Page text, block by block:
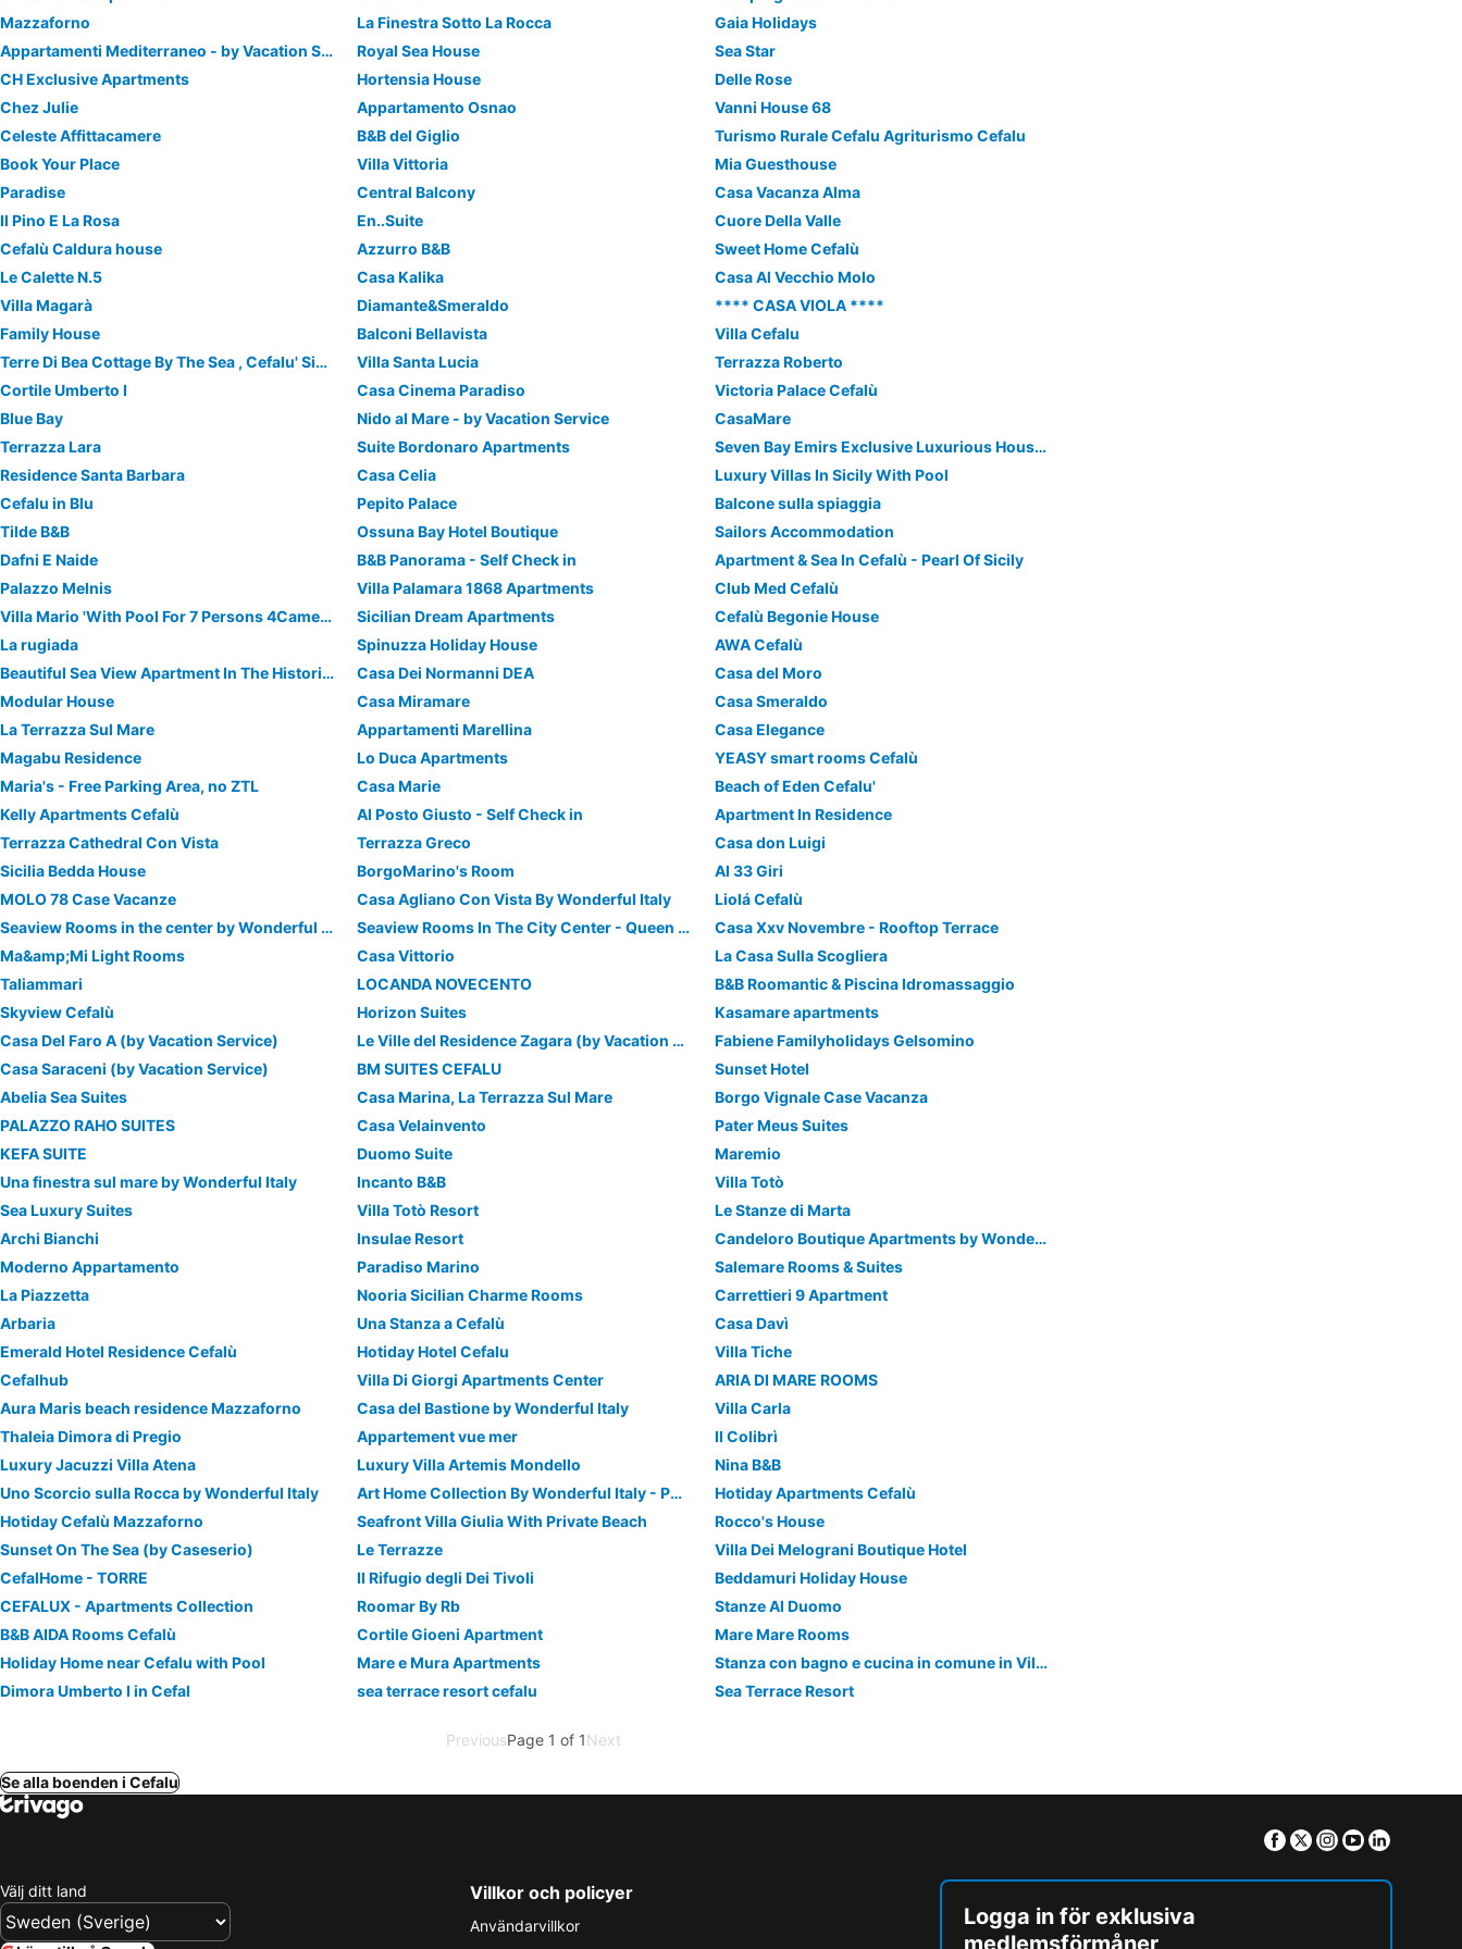
Mazzaforno
La Finestra Sotto La Rocca
Gaia Holidays
Appartamenti Mediterraneo - by Vacation Service
Royal Sea House
Sea Star
CH Exclusive Apartments
Hortensia House
Delle Rose
Chez Julie
Appartamento Osnao
Vanni House 68
Celeste Affittacamere
B&B del Giglio
Turismo Rurale Cefalu Agriturismo Cefalu
Book Your Place
Villa Vittoria
Mia Guesthouse
Paradise
Central Balcony
Casa Vacanza Alma
Il Pino E La Rosa
En..Suite
Cuore Della Valle
Cefalù Caldura house
Azzurro B&B
Sweet Home Cefalù
Le Calette N.5
Casa Kalika
Casa Al Vecchio Molo
Villa Magarà
Diamante&Smeraldo
**** CASA VIOLA ****
Family House
Balconi Bellavista
Villa Cefalu
Terre Di Bea Cottage By The Sea , Cefalu' Sicily Italy
Villa Santa Lucia
Terrazza Roberto
Cortile Umberto I
Casa Cinema Paradiso
Victoria Palace Cefalù
Blue Bay
Nido al Mare - by Vacation Service
CasaMare
Terrazza Lara
Suite Bordonaro Apartments
Seven Bay Emirs Exclusive Luxurious House By The Sea
Residence Santa Barbara
Casa Celia
Luxury Villas In Sicily With Pool
Cefalu in Blu
Pepito Palace
Balcone sulla spiaggia
Tilde B&B
Ossuna Bay Hotel Boutique
Sailors Accommodation
Dafni E Naide
B&B Panorama - Self Check in
Apartment & Sea In Cefalù - Pearl Of Sicily
Palazzo Melnis
Villa Palamara 1868 Apartments
Club Med Cefalù
Villa Mario 'With Pool For 7 Persons 4Camere Bedroom In Cefalù, With Wifi
Sicilian Dream Apartments
Cefalù Begonie House
La rugiada
Spinuzza Holiday House
AWA Cefalù
Beautiful Sea View Apartment In The Historic Center
Casa Dei Normanni DEA
Casa del Moro
Modular House
Casa Miramare
Casa Smeraldo
La Terrazza Sul Mare
Appartamenti Marellina
Casa Elegance
Magabu Residence
Lo Duca Apartments
YEASY smart rooms Cefalù
Maria's - Free Parking Area, no ZTL
Casa Marie
Beach of Eden Cefalu'
Kelly Apartments Cefalù
Al Posto Giusto - Self Check in
Apartment In Residence
Terrazza Cathedral Con Vista
Terrazza Greco
Casa don Luigi
Sicilia Bedda House
BorgoMarino's Room
Al 33 Giri
MOLO 78 Case Vacanze
Casa Agliano Con Vista By Wonderful Italy
Liolá Cefalù
Seaview Rooms in the center by Wonderful Italy
Seaview Rooms In The City Center - Queen Room
Casa Xxv Novembre - Rooftop Terrace
Ma&amp;Mi Light Rooms
Casa Vittorio
La Casa Sulla Scogliera
Taliammari
LOCANDA NOVECENTO
B&B Roomantic & Piscina Idromassaggio
Skyview Cefalù
Horizon Suites
Kasamare apartments
Casa Del Faro A (by Vacation Service)
Le Ville del Residence Zagara (by Vacation Service)
Fabiene Familyholidays Gelsomino
Casa Saraceni (by Vacation Service)
BM SUITES CEFALU
Sunset Hotel
Abelia Sea Suites
Casa Marina, La Terrazza Sul Mare
Borgo Vignale Case Vacanza
PALAZZO RAHO SUITES
Casa Velainvento
Pater Meus Suites
KEFA SUITE
Duomo Suite
Maremio
Una finestra sul mare by Wonderful Italy
Incanto B&B
Villa Totò
Sea Luxury Suites
Villa Totò Resort
Le Stanze di Marta
Archi Bianchi
Insulae Resort
Candeloro Boutique Apartments by Wonderful Italy
Moderno Appartamento
Paradiso Marino
Salemare Rooms & Suites
La Piazzetta
Nooria Sicilian Charme Rooms
Carrettieri 9 Apartment
Arbaria
Una Stanza a Cefalù
Casa Davì
Emerald Hotel Residence Cefalù
Hotiday Hotel Cefalu
Villa Tiche
Cefalhub
Villa Di Giorgi Apartments Center
ARIA DI MARE ROOMS
Aura Maris beach residence Mazzaforno
Casa del Bastione by Wonderful Italy
Villa Carla
Thaleia Dimora di Pregio
Appartement vue mer
Il Colibrì
Luxury Jacuzzi Villa Atena
Luxury Villa Artemis Mondello
Nina B&B
Uno Scorcio sulla Rocca by Wonderful Italy
Art Home Collection By Wonderful Italy - Pop Studio
Hotiday Apartments Cefalù
Hotiday Cefalù Mazzaforno
Seafront Villa Giulia With Private Beach
Rocco's House
Sunset On The Sea (by Caseserio)
Le Terrazze
Villa Dei Melograni Boutique Hotel
CefalHome - TORRE
Il Rifugio degli Dei Tivoli
Beddamuri Holiday House
CEFALUX - Apartments Collection
Roomar By Rb
Stanze Al Duomo
B&B AIDA Rooms Cefalù
Cortile Gioeni Apartment
Mare Mare Rooms
Holiday Home near Cefalu with Pool
Mare e Mura Apartments
Stanza con bagno e cucina in comune in Villa Giardino Spiaggia
Dimora Umberto I in Cefal
sea terrace resort cefalu Sea Terrace Resort
PreviousPage 1 of 1Next
Se alla boenden i Cefalu
Facebook
TwitterInstagram
Youtube
Välj ditt land Villkor och policyer
Användarvillkor
Logga in för exklusiva
medlemsförmåner